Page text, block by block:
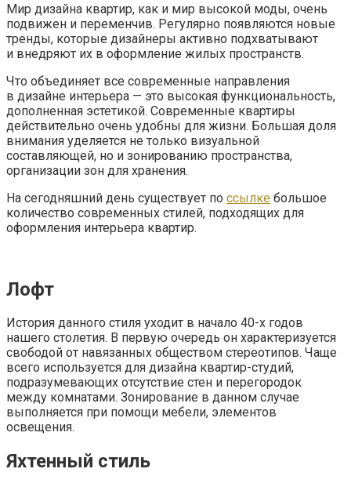
Мир дизайна квартир, как и мир высокой моды, очень
подвижен и переменчив. Регулярно появляются новые
тренды, которые дизайнеры активно подхватывают
и внедряют их в оформление жилых пространств.
Что объединяет все современные направления
в дизайне интерьера — это высокая функциональность,
дополненная эстетикой. Современные квартиры
действительно очень удобны для жизни. Большая доля
внимания уделяется не только визуальной
составляющей, но и зонированию пространства,
организации зон для хранения.
На сегодняшний день существует по ссылке большое
количество современных стилей, подходящих для
оформления интерьера квартир.
Лофт
История данного стиля уходит в начало 40-х годов
нашего столетия. В первую очередь он характеризуется
свободой от навязанных обществом стереотипов. Чаще
всего используется для дизайна квартир-студий,
подразумевающих отсутствие стен и перегородок
между комнатами. Зонирование в данном случае
выполняется при помощи мебели, элементов
освещения.
Яхтенный стиль